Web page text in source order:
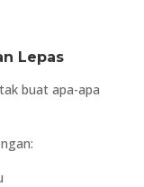
Lepas
buat apa-apa